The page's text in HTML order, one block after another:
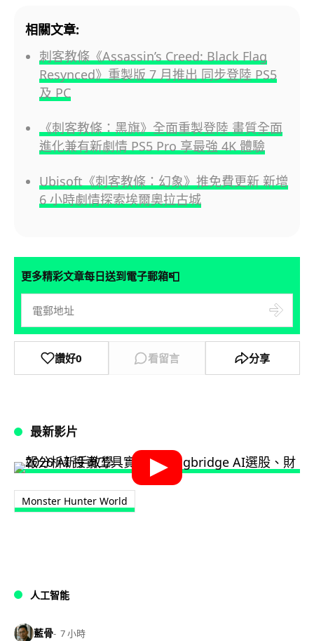
相關文章:
刺客教條《Assassin’s Creed: Black Flag
Resynced》重製版 7 月推出 同步登陸 PS5
及 PC
《刺客教條：黑旗》全面重製登陸 畫質全面
進化兼有新劇情 PS5 Pro 享最強 4K 體驗
Ubisoft《刺客教條：幻象》推免費更新 新增
6 小時劇情探索埃爾奧拉古城
更多精彩文章每日送到電子郵箱📮
讚好0 看留言 分享
最新影片
Monster Hunter World
人工智能
藍骨 7 小時